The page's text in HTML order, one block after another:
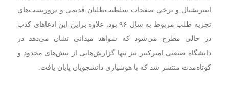
اینترنشنال و برخی صفحات سلطنت‌طلبان قدیمی و تروریست‌های
تجزیه طلب مربوط به سال ۹۶ بود. علاوه براین این ادعاهای کذب
در حالی مطرح می‌شود که شواهد میدانی نشان می‌دهد در
دانشگاه صنعتی امیرکبیر نیز تنها گزارش‌هایی از تنش‌های محدود و
کوتاه‌مدت منتشر شد که با هوشیاری دانشجویان پایان یافت.